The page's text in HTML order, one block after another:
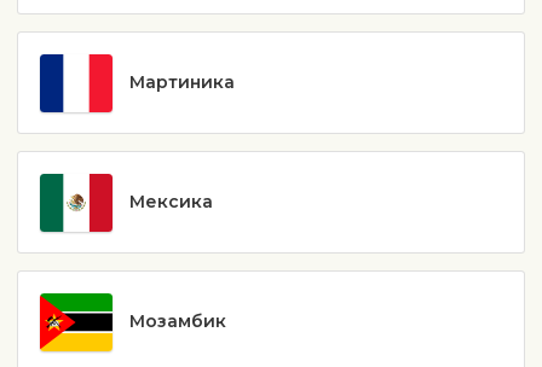
Мартиника
Мексика
Мозамбик